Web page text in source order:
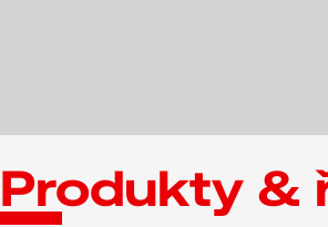
Produkty &